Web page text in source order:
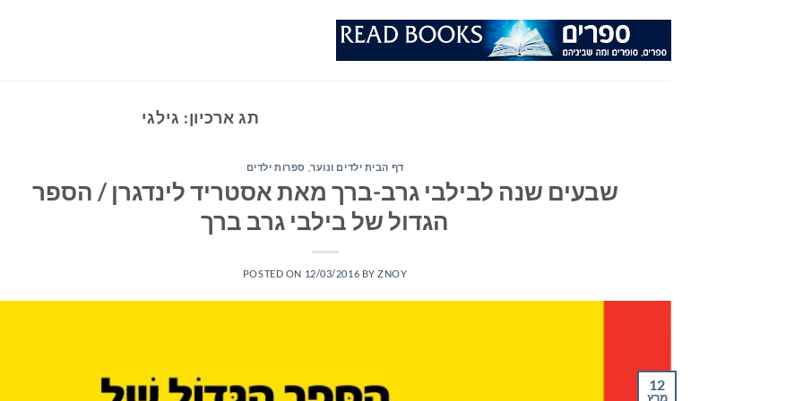
תג ארכיון: גילגי
דף הבית ילדים ונוער, ספרות ילדים
שבעים שנה לבילבי גרב-ברך מאת אסטריד לינדגרן / הספר
הגדול של בילבי גרב ברך
POSTED ON 12/03/2016 BYZNOY
12
מרץ